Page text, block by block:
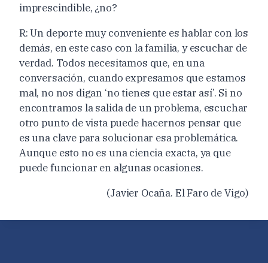
imprescindible, ¿no?
R: Un deporte muy conveniente es hablar con los
demás, en este caso con la familia, y escuchar de
verdad. Todos necesitamos que, en una
conversación, cuando expresamos que estamos
mal, no nos digan ‘no tienes que estar así’. Si no
encontramos la salida de un problema, escuchar
otro punto de vista puede hacernos pensar que
es una clave para solucionar esa problemática.
Aunque esto no es una ciencia exacta, ya que
puede funcionar en algunas ocasiones.
(Javier Ocaña. El Faro de Vigo)